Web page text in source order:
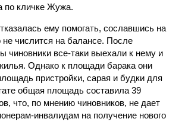
по кличке Жужа.
ему помогать, сославшись на
не числится на балансе. После
чиновники все-таки выехали к нему и
Однако к площади барака они
пристройки, сарая и будки для
общая площадь составила 39
что, по мнению чиновников, не дает
инвалидам на получение нового